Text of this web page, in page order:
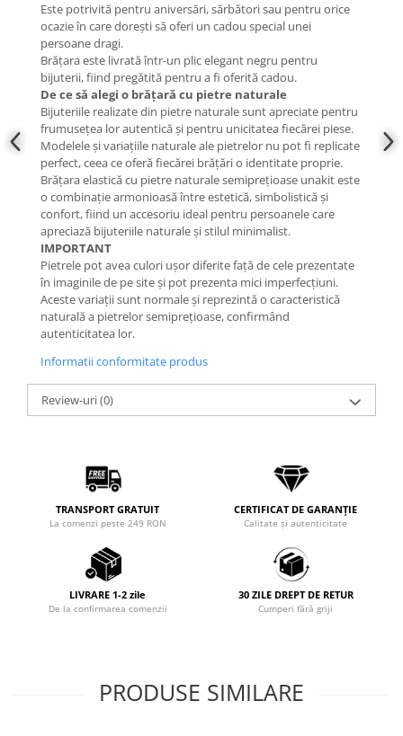
Este potrivită pentru aniversări, sărbători sau pentru orice
ocazie în care dorești să oferi un cadou special unei
persoane dragi.
Brățara este livrată într-un plic elegant negru pentru
bijuterii, fiind pregătită pentru a fi oferită cadou.
De ce să alegi o brățară cu pietre naturale
Bijuteriile realizate din pietre naturale sunt apreciate pentru
frumusețea lor autentică și pentru unicitatea fiecărei piese.
Modelele și variațiile naturale ale pietrelor nu pot fi replicate
perfect, ceea ce oferă fiecărei brățări o identitate proprie.
Brățara elastică cu pietre naturale semiprețioase unakit este
o combinație armonioasă între estetică, simbolistică și
confort, fiind un accesoriu ideal pentru persoanele care
apreciază bijuteriile naturale și stilul minimalist.
IMPORTANT
Pietrele pot avea culori ușor diferite față de cele prezentate
în imaginile de pe site și pot prezenta mici imperfecțiuni.
Aceste variații sunt normale și reprezintă o caracteristică
naturală a pietrelor semiprețioase, confirmând
autenticitatea lor.
Informatii conformitate produs
Review-uri(0)
TRANSPORT GRATUIT
La comenzi peste 249 RON
CERTIFICAT DE GARANȚIE
Calitate și autenticitate
LIVRARE 1-2 zile
De la confirmarea comenzii
30 ZILE DREPT DE RETUR
Cumperi fără griji
PRODUSE SIMILARE